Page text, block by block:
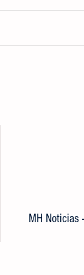
MH Noticias